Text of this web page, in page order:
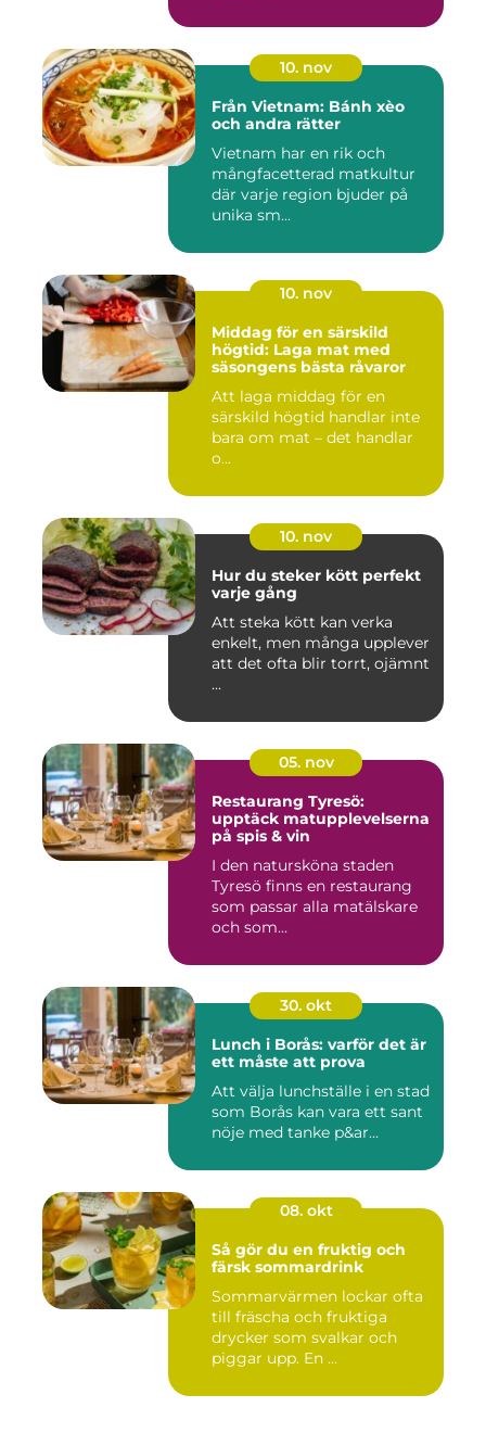
10. nov
Från Vietnam: Bánh xèo
och andra rätter
Vietnam har en rik och
mångfacetterad matkultur
där varje region bjuder på
unika sm...
10. nov
Middag för en särskild
högtid: Laga mat med
säsongens bästa råvaror
Att laga middag för en
särskild högtid handlar inte
bara om mat – det handlar
o...
10. nov
Hur du steker kött perfekt
varje gång
Att steka kött kan verka
enkelt, men många upplever
att det ofta blir torrt, ojämnt
...
05. nov
Restaurang Tyresö:
upptäck matupplevelserna
på spis & vin
I den natursköna staden
Tyresö finns en restaurang
som passar alla matälskare
och som...
30. okt
Lunch i Borås: varför det är
ett måste att prova
Att välja lunchställe i en stad
som Borås kan vara ett sant
nöje med tanke p&ar...
08. okt
Så gör du en fruktig och
färsk sommardrink
Sommarvärmen lockar ofta
till fräscha och fruktiga
drycker som svalkar och
piggar upp. En ...